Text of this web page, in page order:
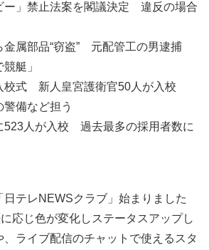
ー」禁止法案を閣議決定 違反の場合
金属部品“窃盗” 元配管工の男逮捕
艇」
校式 新人皇宮護衛官50人が入校
備など担う
523人が入校 過去最多の採用者数に
テレNEWSクラブ」始まりました
応じ色が変化しステータスアップし
ライブ配信のチャットで使えるスタ